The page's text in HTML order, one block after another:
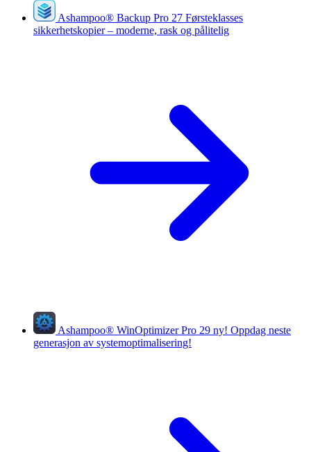
Ashampoo® Backup Pro 27 Førsteklasses
sikkerhetskopier – moderne, rask og pålitelig
Ashampoo® WinOptimizer Pro 29 ny! Oppdag neste
generasjon av systemoptimalisering!